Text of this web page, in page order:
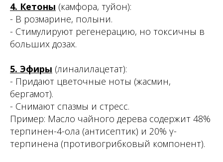
4. Кетоны (камфора, туйон):
- В розмарине, полыни.
- Стимулируют регенерацию, но токсичны в
больших дозах.
5. Эфиры (линалилацетат):
- Придают цветочные ноты (жасмин,
бергамот).
- Снимают спазмы и стресс.
Пример: Масло чайного дерева содержит 48%
терпинен-4-ола (антисептик) и 20% γ-
терпинена (противогрибковый компонент).